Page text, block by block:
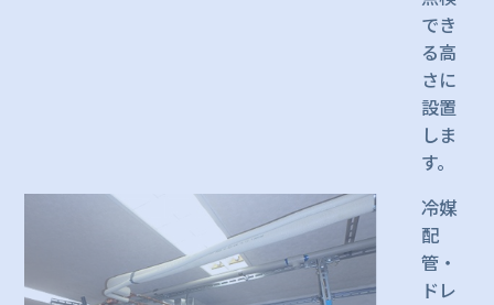
でき
る高
さに
設置
しま
す。
冷媒
配
管・
ドレ